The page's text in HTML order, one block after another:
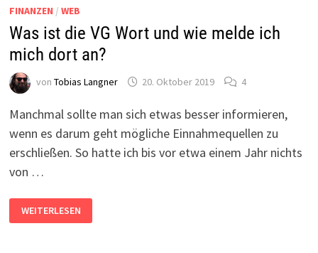
FINANZEN / WEB
Was ist die VG Wort und wie melde ich
mich dort an?
von Tobias Langner 20. Oktober 2019 4
Manchmal sollte man sich etwas besser informieren,
wenn es darum geht mögliche Einnahmequellen zu
erschließen. So hatte ich bis vor etwa einem Jahr nichts
von …
IST
DIE
WEITERLESEN